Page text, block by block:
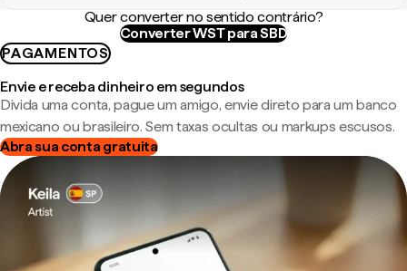
Quer converter no sentido contrário?
Converter WST para SBD
PAGAMENTOS
Envie e receba dinheiro em segundos
Divida uma conta, pague um amigo, envie direto para um banco
mexicano ou brasileiro. Sem taxas ocultas ou markups escusos.
Abra sua conta gratuita